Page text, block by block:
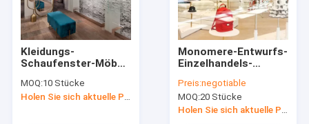
Fabrik-Ausflug
Qualitätskontrolle
Kleidungs-
Schaufenster-Möbel
1150mm hohe lang
MOQ:10 Stücke
Monomere-Entwurfs-
Einzelhandels-
Geschäfts-Gestell
zeigen das EPE-
Schaum-Verpacken
Preis:negotiable
MOQ:20 Stücke
Holen Sie sich aktuelle Preis